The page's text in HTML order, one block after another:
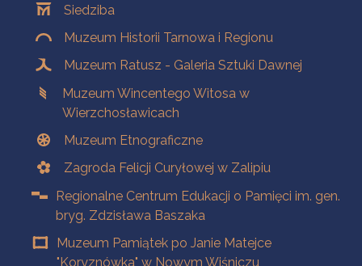
Siedziba
Muzeum Historii Tarnowa i Regionu
Muzeum Ratusz - Galeria Sztuki Dawnej
Muzeum Wincentego Witosa w
Wierzchosławicach
Muzeum Etnograficzne
Zagroda Felicji Curyłowej w Zalipiu
Regionalne Centrum Edukacji o Pamięci im. gen.
bryg. Zdzisława Baszaka
Muzeum Pamiątek po Janie Matejce
"Koryznówka" w Nowym Wiśniczu